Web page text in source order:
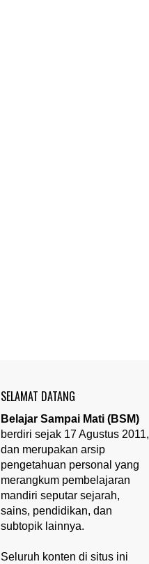
SELAMAT DATANG
Belajar Sampai Mati (BSM)
berdiri sejak 17 Agustus 2011,
dan merupakan arsip
pengetahuan personal yang
merangkum pembelajaran
mandiri seputar sejarah,
sains, pendidikan, dan
subtopik lainnya.
Seluruh konten di situs ini